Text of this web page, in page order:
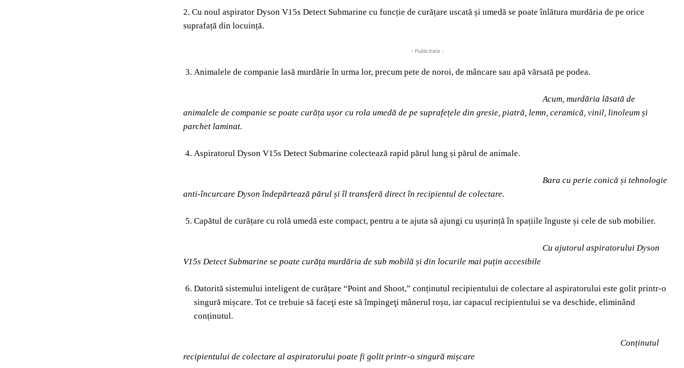
2. Cu noul aspirator Dyson V15s Detect Submarine cu funcție de curățare uscată și umedă se poate înlătura murdăria de pe orice
suprafață din locuință.
- Publicitate -
Animalele de companie lasă murdărie în urma lor, precum pete de noroi, de mâncare sau apă vărsată pe podea.
Acum, murdăria lăsată de
animalele de companie se poate curăța ușor cu rola umedă de pe suprafețele din gresie, piatră, lemn, ceramică, vinil, linoleum și
parchet laminat.
Aspiratorul Dyson V15s Detect Submarine colectează rapid părul lung și părul de animale.
Bara cu perie conică și tehnologie
anti-încurcare Dyson îndepărtează părul și îl transferă direct în recipientul de colectare.
Capătul de curățare cu rolă umedă este compact, pentru a te ajuta să ajungi cu ușurință în spațiile înguste și cele de sub mobilier.
Cu ajutorul aspiratorului Dyson
V15s Detect Submarine se poate curăța murdăria de sub mobilă și din locurile mai puțin accesibile
Datorită sistemului inteligent de curățare “Point and Shoot,” conținutul recipientului de colectare al aspiratorului este golit printr-o
singură mișcare. Tot ce trebuie să faceţi este să împingeţi mânerul roșu, iar capacul recipientului se va deschide, eliminând
conținutul.
Conținutul
recipientului de colectare al aspiratorului poate fi golit printr-o singură mișcare